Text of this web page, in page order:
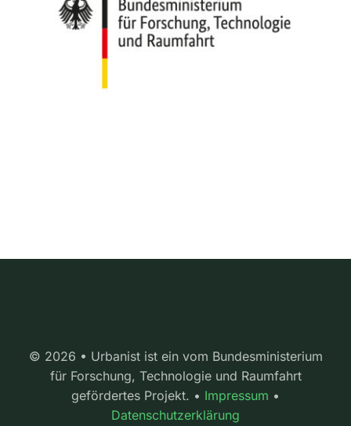
© 2026 • Urbanist ist ein vom Bundesministerium
für Forschung, Technologie und Raumfahrt
gefördertes Projekt. • Impressum •
Datenschutzerklärung